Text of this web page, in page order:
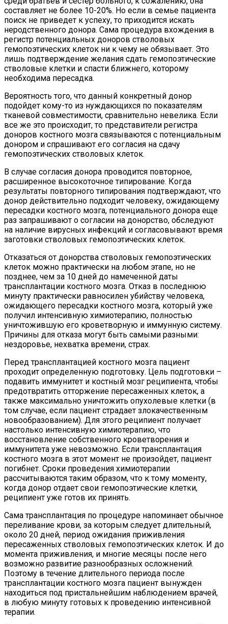
составляет не более 10-20%. Но если в семье пациента
поиск не приведет к успеху, то приходится искать
неродственного донора. Сама процедура вхождения в
регистр потенциальных доноров стволовых
гемопоэтических клеток ни к чему не обязывает. Это
лишь подтверждение желания сдать гемопоэтические
стволовые клетки и спасти ближнего, которому
необходима пересадка.
Вероятность того, что данный конкретный донор
подойдет кому-то из нуждающихся по показателям
тканевой совместимости, сравнительно невелика. Если
все же это происходит, то представители регистра
доноров костного мозга связываются с потенциальным
донором и спрашивают его согласия на сдачу
гемопоэтических стволовых клеток.
В случае согласия донора проводится повторное,
расширенное высокоточное типирование. Когда
результаты повторного типирования подтверждают, что
донор действительно подходит человеку, ожидающему
пересадки костного мозга, потенциального донора еще
раз запрашивают о согласии на донорство, обследуют
на наличие вирусных инфекций и согласовывают время
заготовки стволовых гемопоэтических клеток.
Отказаться от донорства стволовых гемопоэтических
клеток можно практически на любом этапе, но не
позднее, чем за 10 дней до намеченной даты
трансплантации костного мозга. Отказ в последнюю
минуту практически равносилен убийству человека,
ожидающего пересадки костного мозга, который уже
получил интенсивную химиотерапию, полностью
уничтожившую его кроветворную и иммунную систему.
Причины для отказа могут быть самыми разными:
нездоровье, нехватка времени, страх.
Перед трансплантацией костного мозга пациент
проходит определенную подготовку. Цель подготовки –
подавить иммунитет и костный мозг реципиента, чтобы
предотвратить отторжение пересаженных клеток, а
также максимально уничтожить опухолевые клетки (в
том случае, если пациент страдает злокачественным
новообразованием). Для этого реципиент получает
настолько интенсивную химиотерапию, что
восстановление собственного кроветворения и
иммунитета уже невозможно. Если трансплантация
костного мозга в этот момент не произойдет, пациент
погибнет. Сроки проведения химиотерапии
рассчитываются таким образом, что к тому моменту,
когда донор отдает свои гемопоэтические клетки,
реципиент уже готов их принять.
Сама трансплантация по процедуре напоминает обычное
переливание крови, за которым следует длительный,
около 20 дней, период ожидания приживления
пересаженных стволовых гемопоэтических клеток. И до
момента приживления, и многие месяцы после него
возможно развитие разнообразных осложнений.
Поэтому в течение длительного периода после
трансплантации костного мозга пациент вынужден
находиться под пристальнейшим наблюдением врачей,
в любую минуту готовых к проведению интенсивной
терапии.